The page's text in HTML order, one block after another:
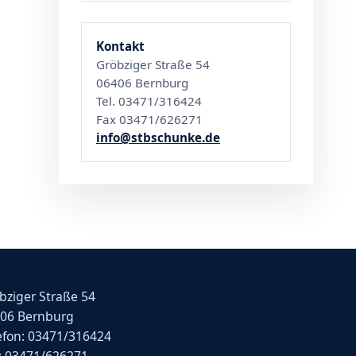
Kontakt
Gröbziger Straße 54
06406 Bernburg
Tel. 03471/316424
Fax 03471/626271
info@stbschunke.de
Straße 54
Bernburg
03471/316424